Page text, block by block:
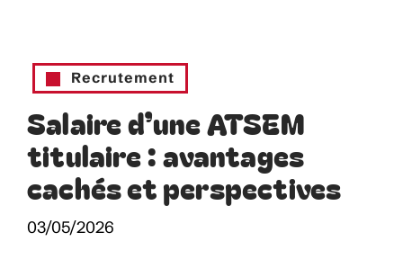
Recrutement
Salaire d’une ATSEM
titulaire : avantages
cachés et perspectives
03/05/2026